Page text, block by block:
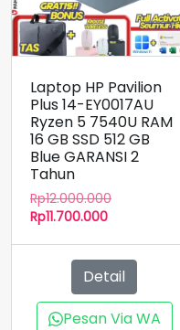
Laptop HP Pavilion
Plus 14-EY0017AU
Ryzen 5 7540U RAM
16 GB SSD 512 GB
Blue GARANSI 2
Tahun
Rp12.000.000Harga
Rp11.700.000Harga
adalah:
Rp11.700.000.
Detail
Pesan Via WA